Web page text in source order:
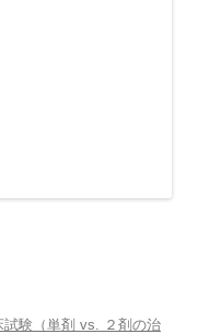
試験（単剤 vs. ２剤の治